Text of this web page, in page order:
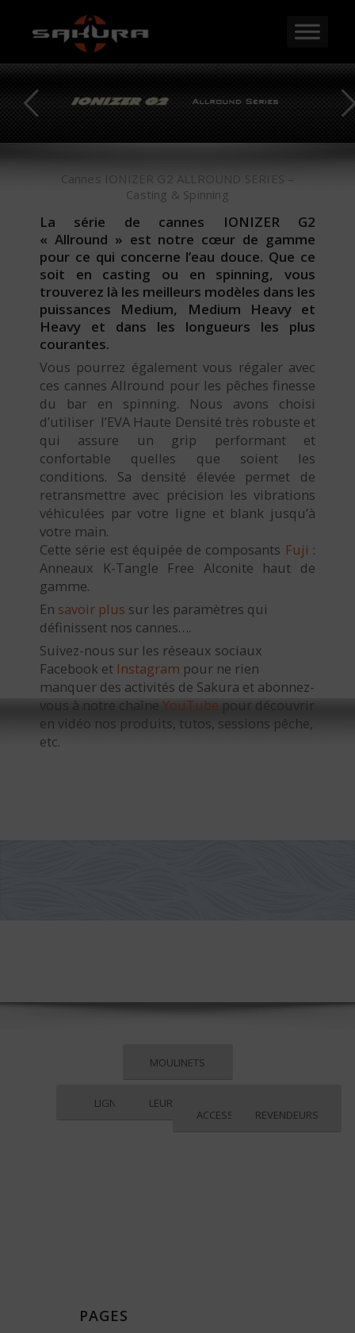
Cannes IONIZER G2 ALLROUND SERIES –
Casting & Spinning
La série de cannes IONIZER G2
« Allround » est notre cœur de gamme
pour ce qui concerne l’eau douce. Que ce
soit en casting ou en spinning, vous
trouverez là les meilleurs modèles dans les
puissances Medium, Medium Heavy et
Heavy et dans les longueurs les plus
courantes.
Vous pourrez également vous régaler avec
ces cannes Allround pour les pêches finesse
du bar en spinning. Nous avons choisi
d’utiliser l’EVA Haute Densité très robuste et
qui assure un grip performant et
confortable quelles que soient les
conditions. Sa densité élevée permet de
retransmettre avec précision les vibrations
véhiculées par votre ligne et blank jusqu’à
votre main.
Cette série est équipée de composants Fuji :
Anneaux K-Tangle Free Alconite haut de
gamme.
En savoir plus sur les paramètres qui
définissent nos cannes….
Suivez-nous sur les réseaux sociaux
Facebook et Instagram pour ne rien
manquer des activités de Sakura et abonnez-
vous à notre chaîne YouTube pour découvrir
en vidéo nos produits, tutos, sessions pêche,
etc.
MOULINETS
LIGNES
LEURRES
ACCESSOIRESREVENDEURS
PAGES